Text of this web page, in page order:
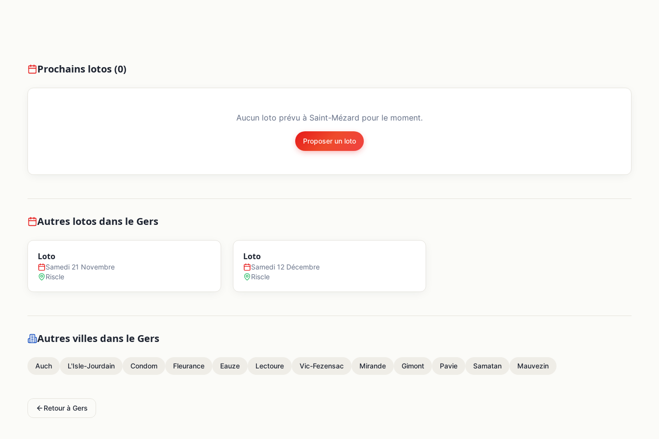
Prochains lotos (0)
Aucun loto prévu à Saint-Mézard pour le moment.
Proposer un loto
Autres lotos dans le Gers
Loto
Samedi 21 Novembre
Riscle
Loto
Samedi 12 Décembre
Riscle
Autres villes dans le Gers
Auch L'Isle-Jourdain Condom Fleurance Eauze Lectoure Vic-Fezensac Mirande Gimont Pavie Samatan Mauvezin
Retour à Gers